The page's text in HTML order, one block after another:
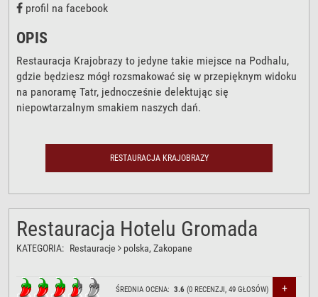
profil na facebook
OPIS
Restauracja Krajobrazy to jedyne takie miejsce na Podhalu,
gdzie będziesz mógł rozsmakować się w przepięknym widoku
na panoramę Tatr, jednocześnie delektując się
niepowtarzalnym smakiem naszych dań.
RESTAURACJA KRAJOBRAZY
Restauracja Hotelu Gromada
KATEGORIA: Restauracje polska, Zakopane
ŚREDNIA OCENA:3.6 (0 RECENZJI,49 GŁOSÓW) +